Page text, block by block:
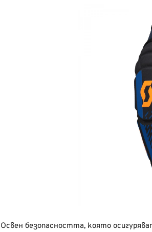
Oсвен безопасността, която